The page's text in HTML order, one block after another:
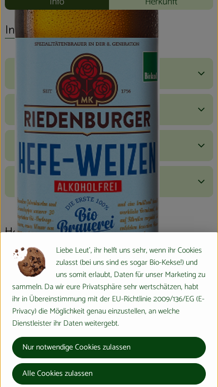
Info
Produktinformationen
Zutaten
Nährwert-Info
Produktdatenblatt
Herkunft
Hersteller: RIEDENBURGER Brauhaus
RIEDENBURGER BRAUHAUS
Michael Krieger GmbH & Co. KG
D 93339 Riedenburg
Lieber Biergenießer,
Liebe Leut', ihr helft uns sehr, wenn ihr Cookies
zulasst (bei uns sind es sogar Bio-Kekse!) und
uns somit erlaubt, Daten für unser Marketing zu
sammeln. Da wir eure Privatsphäre sehr wertschätzen, habt
ihr in Übereinstimmung mit der EU-Richtlinie 2009/136/EG (E-
Privacy) die Möglichkeit genau einzustellen, an welche
Dienstleister ihr Daten weitergebt.
Nur notwendige Cookies zulassen
Alle Cookies zulassen